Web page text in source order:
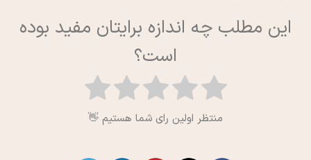
این مطلب چه اندازه برایتان مفید بوده
است؟
منتظر اولین رای شما هستیم 👋